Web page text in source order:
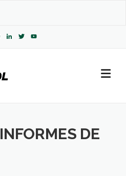
Facebook
LinkedIn
Twitter
INFORMES DE